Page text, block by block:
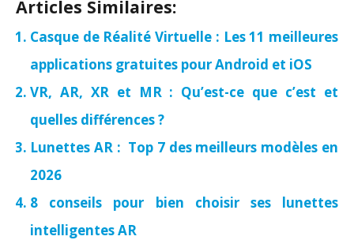
Articles Similaires:
Casque de Réalité Virtuelle : Les 11 meilleures
applications gratuites pour Android et iOS
VR, AR, XR et MR : Qu’est-ce que c’est et
quelles différences ?
Lunettes AR : Top 7 des meilleurs modèles en
2026
8 conseils pour bien choisir ses lunettes
intelligentes AR